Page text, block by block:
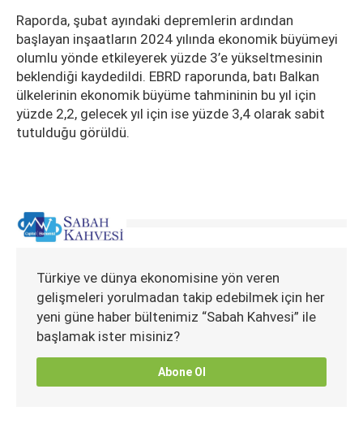
Raporda, şubat ayındaki depremlerin ardından
başlayan inşaatların 2024 yılında ekonomik büyümeyi
olumlu yönde etkileyerek yüzde 3’e yükseltmesinin
beklendiği kaydedildi. EBRD raporunda, batı Balkan
ülkelerinin ekonomik büyüme tahmininin bu yıl için
yüzde 2,2, gelecek yıl için ise yüzde 3,4 olarak sabit
tutulduğu görüldü.
Türkiye ve dünya ekonomisine yön veren
gelişmeleri yorulmadan takip edebilmek için her
yeni güne haber bültenimiz “Sabah Kahvesi” ile
başlamak ister misiniz?
Abone Ol